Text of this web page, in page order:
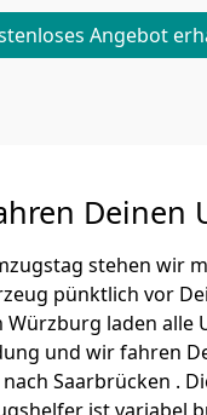
Angebot
Deinen
stehen wir
pünktlich vor
Würzburg laden alle
und wir fahren
Saarbrücken .